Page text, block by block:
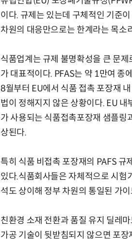
이다. 규제는 있는데 구체적인 기준
차원의 대응만으로는 한계라는 목소
식품업계는 규제 불명확성을 큰 문
가 대표적이다. PFAS는 약 1만여 종
8월부터 EU에서 식품 접촉 포장재
법이 정해지지 않은 상황이다. EU
가 사용되는 식품접촉포장재 샘플링
상된다.
특히 식품 비접촉 포장재의 PAFS
있다.식품회사들은 자체적으로 시험
석도 상이해 정부 차원의 통일된 가
친환경 소재 전환과 품질 유지 딜레
가공 기술이 뒷받침되지 않으면 포